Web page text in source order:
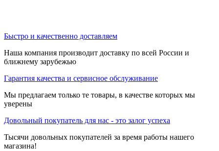
Быстро и качественно доставляем
Наша компания производит доставку по всей России и
ближнему зарубежью
Гарантия качества и сервисное обслуживание
Мы предлагаем только те товары, в качестве которых мы
уверены
Довольный покупатель для нас - это залог успеха
Тысячи довольных покупателей за время работы нашего
магазина!